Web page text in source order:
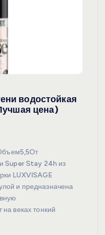
водостойкая
цена)
Super Stay 24h из
LUXVISAGE
и предназначена
на веках тонкий